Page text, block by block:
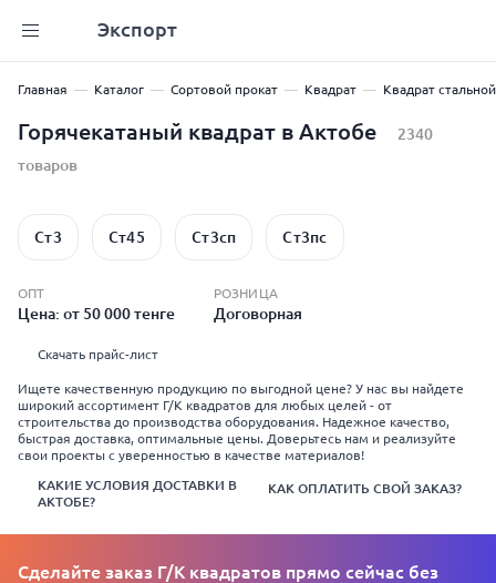
Экспорт
Главная Каталог Сортовой прокат Квадрат Квадрат стальной
Горячекатаный квадрат в Актобе
2340
товаров
Ст3 Ст45 Ст3сп Ст3пс
ОПТ
Цена: от 50 000 тенге
РОЗНИЦА
Договорная
Скачать прайс-лист
Ищете качественную продукцию по выгодной цене? У нас вы найдете
широкий ассортимент Г/К квадратов для любых целей - от
строительства до производства оборудования. Надежное качество,
быстрая доставка, оптимальные цены. Доверьтесь нам и реализуйте
свои проекты с уверенностью в качестве материалов!
КАКИЕ УСЛОВИЯ ДОСТАВКИ В
АКТОБЕ?
КАК ОПЛАТИТЬ СВОЙ ЗАКАЗ?
Сделайте заказ Г/К квадратов прямо сейчас без